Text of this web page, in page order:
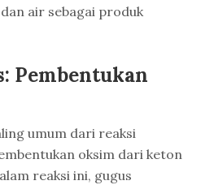
air sebagai produk
Pembentukan
umum dari reaksi
oksim dari keton
reaksi ini, gugus